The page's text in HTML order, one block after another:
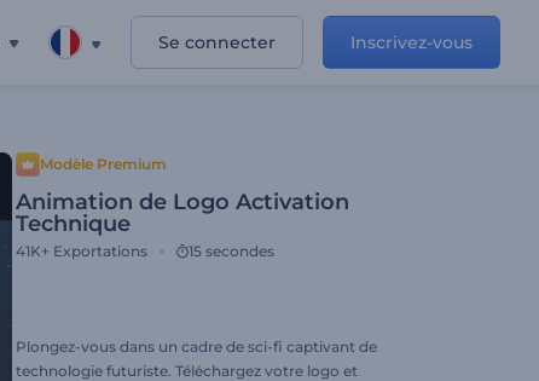
Se connecter Inscrivez-vous
Modèle Premium
Animation de Logo Activation
Technique
41K+ Exportations 15 secondes
Plongez-vous dans un cadre de sci-fi captivant de
technologie futuriste. Téléchargez votre logo et